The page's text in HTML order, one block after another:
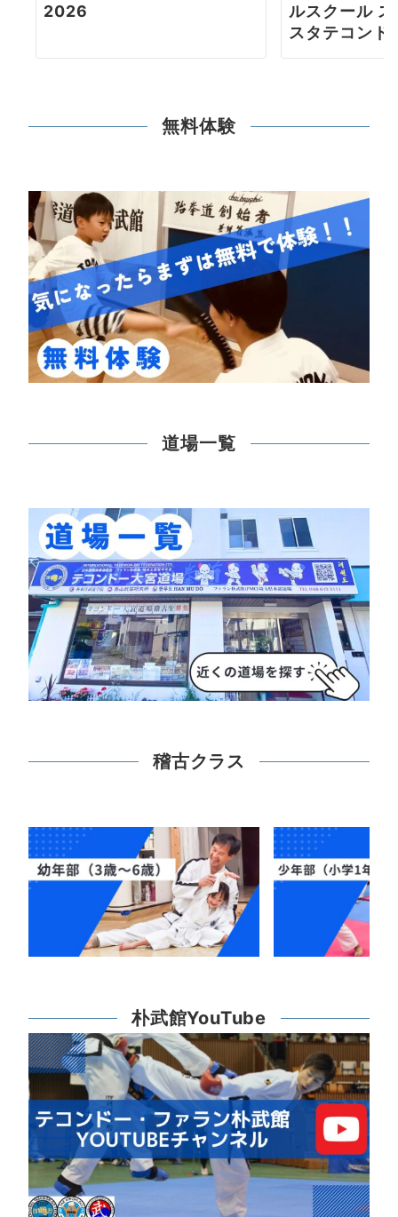
2026
ルスクール
スタテコンド
無料体験
道場一覧
稽古クラス
朴武館YouTube